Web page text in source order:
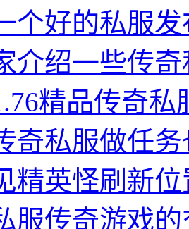
个好的私服
介绍一些传
精品传奇
奇私服做任
精英怪刷新
服传奇游戏